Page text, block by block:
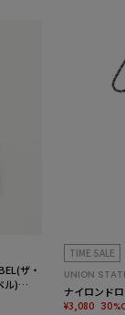
ザ・
ル)
ッグ
TIME SALE
UNION
ナイロンド
¥3,080